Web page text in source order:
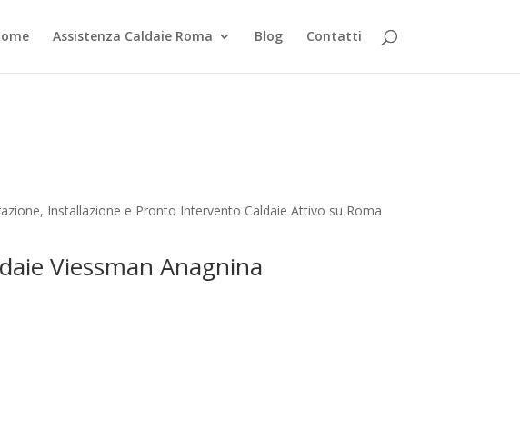
Assistenza Caldaie Roma Blog Contatti
Installazione e Pronto Intervento Caldaie Attivo su Roma
Viessman Anagnina